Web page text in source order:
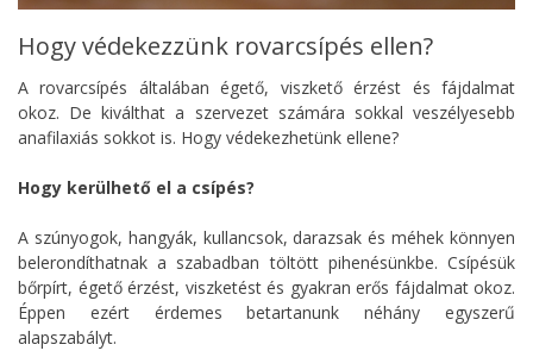
Hogy védekezzünk rovarcsípés ellen?
A rovarcsípés általában égető, viszkető érzést és fájdalmat
okoz. De kiválthat a szervezet számára sokkal veszélyesebb
anafilaxiás sokkot is. Hogy védekezhetünk ellene?
Hogy kerülhető el a csípés?
A szúnyogok, hangyák, kullancsok, darazsak és méhek könnyen
belerondíthatnak a szabadban töltött pihenésünkbe. Csípésük
bőrpírt, égető érzést, viszketést és gyakran erős fájdalmat okoz.
Éppen ezért érdemes betartanunk néhány egyszerű
alapszabályt.